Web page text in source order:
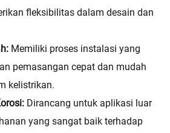
fleksibilitas dalam desain dan
Memiliki proses instalasi yang
pemasangan cepat dan mudah
kelistrikan.
Dirancang untuk aplikasi luar
yang sangat baik terhadap